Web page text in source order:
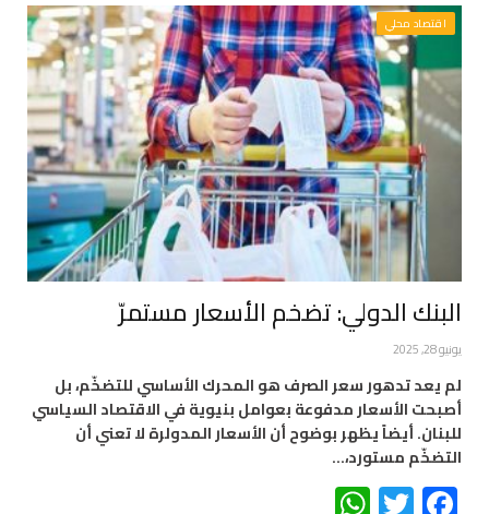
اقتصاد محلي
البنك الدولي: تضخم الأسعار مستمرّ
يونيو 28, 2025
لم يعد تدهور سعر الصرف هو المحرك الأساسي للتضخّم، بل
أصبحت الأسعار مدفوعة بعوامل بنيوية في الاقتصاد السياسي
للبنان. أيضاً يظهر بوضوح أن الأسعار المدولرة لا تعني أن
التضخّم مستورد،…